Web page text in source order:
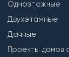
Одноэтажные
Двухэтажные
Дачные
Проекты домов